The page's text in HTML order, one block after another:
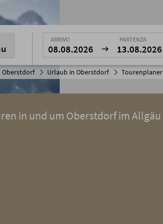
Oberstdorf Urlaub in Oberstdorf Tourenplaner
ARRIVO
08.08.2026
PARTENZA
13.08.2026
in und um Oberstdorf im Allgäu